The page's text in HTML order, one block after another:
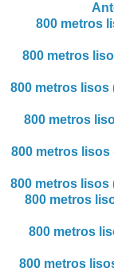
800 metros
800 metros
800 metros lisos
800 metros
800 metros lisos
800 metros lisos
800 metros
800 metros
800 metros